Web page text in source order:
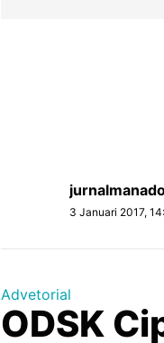
3 Januari 2017,
Advetorial
ODSK